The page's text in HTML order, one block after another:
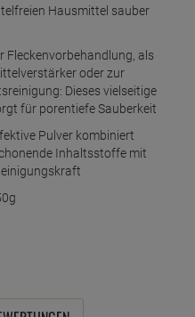
Hausmittel sauber
Fleckenvorbehandlung, als
oder zur
Dieses vielseitige
für porentiefe Sauberkeit
Pulver kombiniert
Inhaltsstoffe mit